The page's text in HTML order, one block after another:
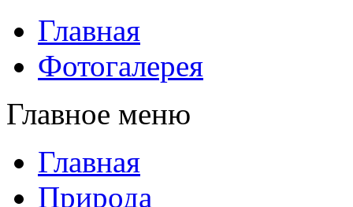
Главная
Фотогалерея
Главное меню
Главная
Природа